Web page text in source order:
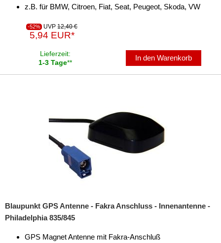
z.B. für BMW, Citroen, Fiat, Seat, Peugeot, Skoda, VW
-52% UVP 12,40 €
5,94 EUR*
Lieferzeit:
1-3 Tage**
In den Warenkorb
Blaupunkt GPS Antenne - Fakra Anschluss - Innenantenne -
Philadelphia 835/845
GPS Magnet Antenne mit Fakra-Anschluß